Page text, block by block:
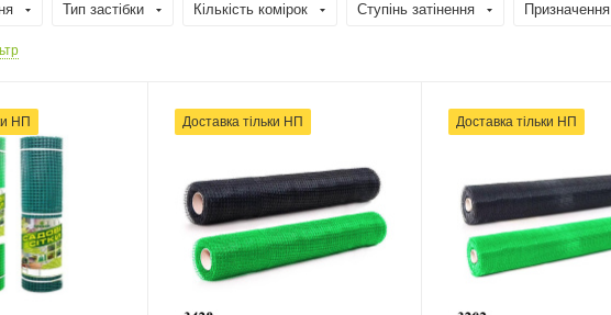
Тип застібки Кількість комірок Ступінь затінення Призначення
НП Доставка тільки НП Доставка тільки НП